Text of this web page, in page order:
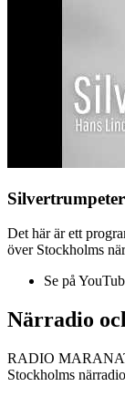
Det här är ett
över Stockholms
Se på
Närradio
RADIO
Stockholms